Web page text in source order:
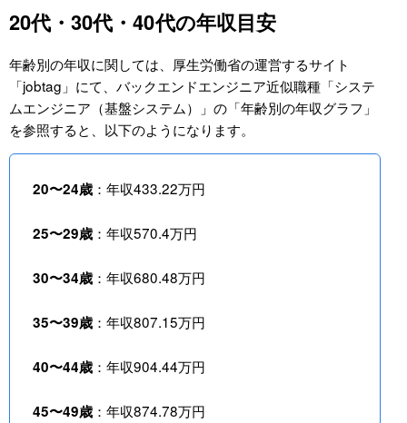
20代・30代・40代の年収目安
年齢別の年収に関しては、厚生労働省の運営するサイト
「jobtag」にて、バックエンドエンジニア近似職種「システ
ムエンジニア（基盤システム）」の「年齢別の年収グラフ」
を参照すると、以下のようになります。
20〜24歳：年収433.22万円
25〜29歳：年収570.4万円
30〜34歳：年収680.48万円
35〜39歳：年収807.15万円
40〜44歳：年収904.44万円
45〜49歳：年収874.78万円